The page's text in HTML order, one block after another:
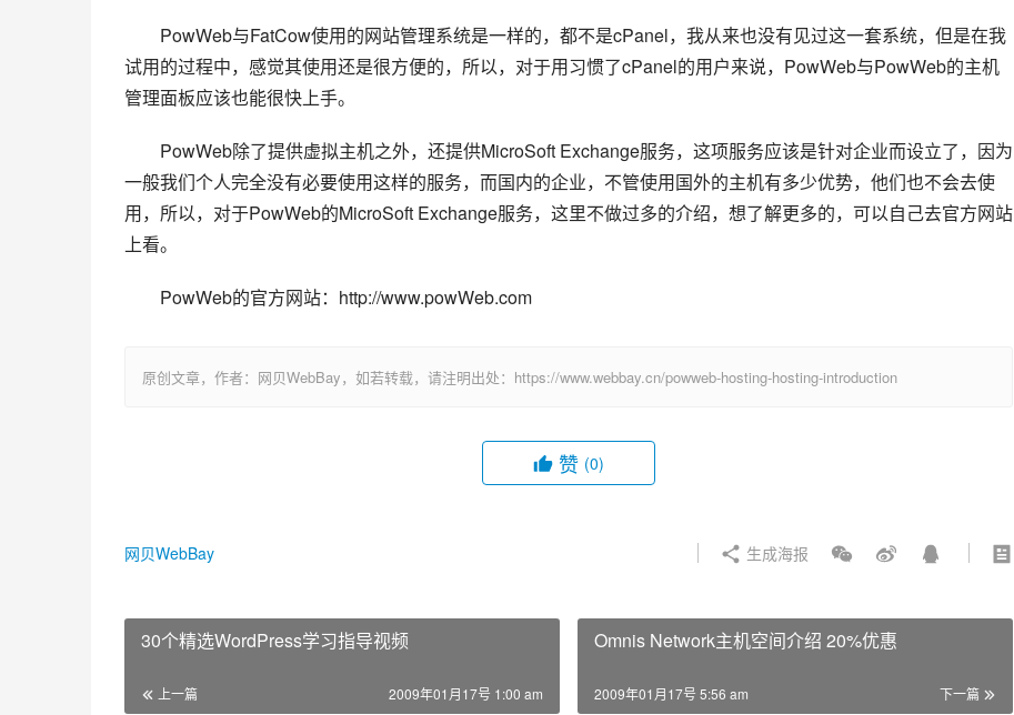
PowWeb与FatCow使用的网站管理系统是一样的，都不是cPanel，我从来也没有见过这一套系统，但是在我
试用的过程中，感觉其使用还是很方便的，所以，对于用习惯了cPanel的用户来说，PowWeb与PowWeb的主机
管理面板应该也能很快上手。
PowWeb除了提供虚拟主机之外，还提供MicroSoft Exchange服务，这项服务应该是针对企业而设立了，因为
一般我们个人完全没有必要使用这样的服务，而国内的企业，不管使用国外的主机有多少优势，他们也不会去使
用，所以，对于PowWeb的MicroSoft Exchange服务，这里不做过多的介绍，想了解更多的，可以自己去官方网站
上看。
PowWeb的官方网站：http://www.powWeb.com
原创文章，作者：网贝WebBay，如若转载，请注明出处：https://www.webbay.cn/powweb-hosting-hosting-introduction
赞 (0)
网贝WebBay 生成海报
30个精选WordPress学习指导视频
上一篇 2009年01月17号 1:00 am
Omnis Network主机空间介绍 20%优惠
下一篇
2009年01月17号 5:56 am